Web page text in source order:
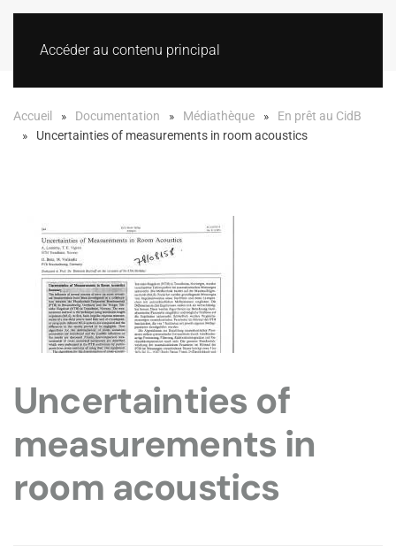
Accéder au contenu principal
Accueil Documentation Médiathèque
En prêt au CidB
Uncertainties of measurements in room acoustics
Uncertainties of
measurements in
room acoustics